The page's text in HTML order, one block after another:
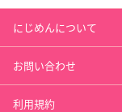
にじめんについて
お問い合わせ
利用規約